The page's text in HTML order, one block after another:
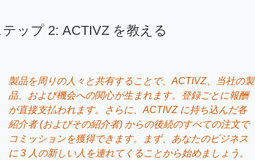
テップ 2: ACTIVZ を教える
製品を周りの人々と共有することで、ACTIVZ、当社の製
品、および機会への関心が生まれます。登録ごとに報酬
が直接支払われます。さらに、ACTIVZ に持ち込んだ各
紹介者 (およびその紹介者) からの後続のすべての注文で
コミッションを獲得できます。まず、あなたのビジネス
に 3 人の新しい人を連れてくることから始めましょう。